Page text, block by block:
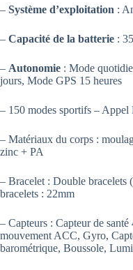
– Système d’exploitation :
– Capacité de la batterie :
– Autonomie : Mode
jours, Mode GPS 15 heures
– 150 modes sportifs –
– Matériaux du corps :
zinc + PA
– Bracelet : Double bracelets
bracelets : 22mm
– Capteurs : Capteur de
mouvement ACC, Gyro,
barométrique, Boussole,